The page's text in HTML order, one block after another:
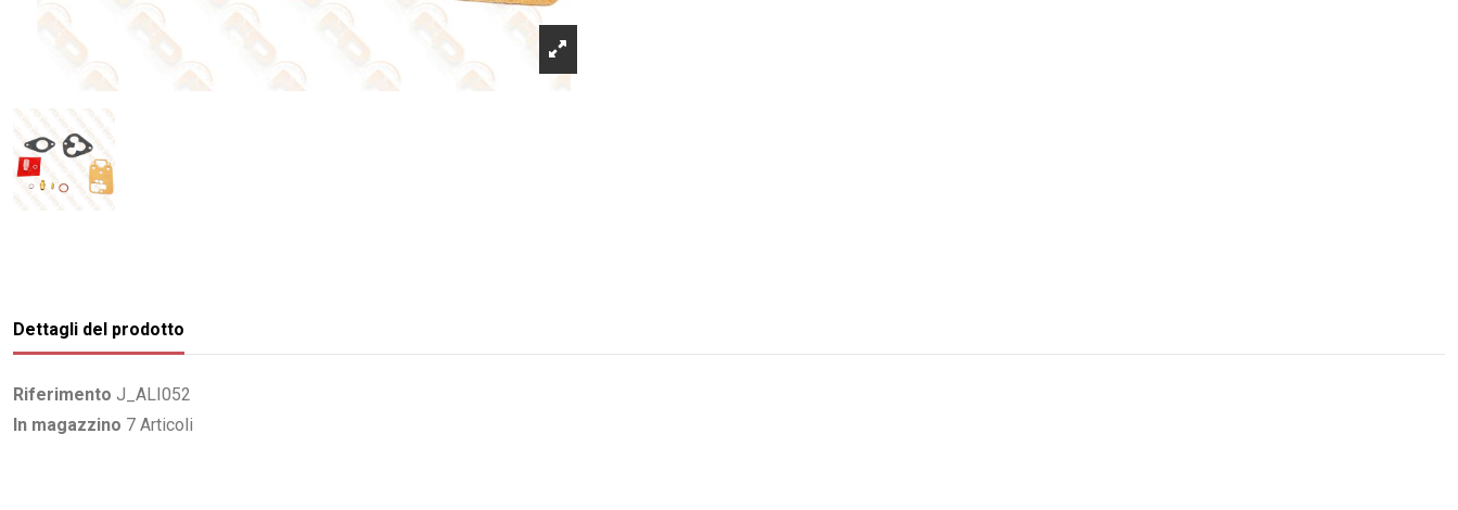
Dettagli del prodotto
Riferimento J_ALI052
In magazzino 7 Articoli